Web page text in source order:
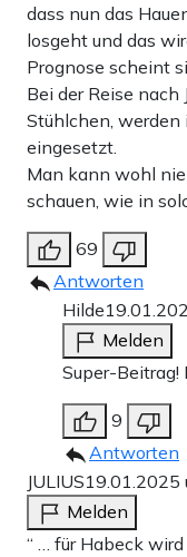
dass nun das
losgeht und das
Prognose scheint
Bei der Reise nach
Stühlchen, werden
eingesetzt.
Man kann wohl
schauen, wie in
69
Antworten
Hilde
Melden
Super-Beitrag!
9
Antworten
JULIUS19.01.2025
Melden
“ … für Habeck